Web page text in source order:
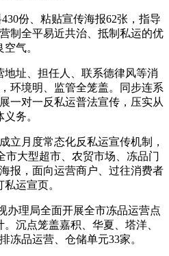
份、粘贴宣传海报62张，指导
制全平易近共治、抵制私运的优
空气。
址、担任人、联系德律风等消
环境明、监管全笼盖。同步连系
一对一反私运普法宣传，压实从
义务。
月度常态化反私运宣传机制，
市大型超市、农贸市场、冻品门
报，面向运营商户、过往消费者
私运宣页。
理局全面开展全市冻品运营点
沉点笼盖嘉积、华夏、塔洋、
冻品运营、仓储单元33家。